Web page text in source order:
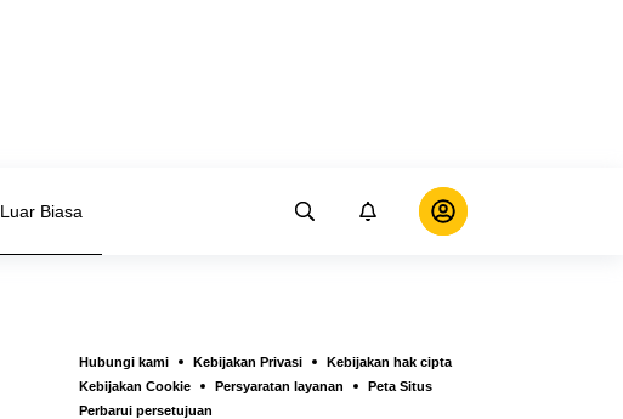
Luar Biasa
Hubungi kami Kebijakan Privasi
Kebijakan hak cipta
Kebijakan Cookie
Persyaratan layanan
Peta Situs
Perbarui persetujuan